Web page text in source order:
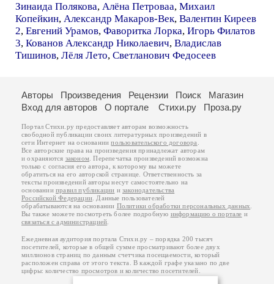
Зинаида Полякова, Алёна Петроваа, Михаил
Копейкин, Александр Макаров-Век, Валентин Киреев
2, Евгений Урамов, Фаворитка Лорка, Игорь Филатов
3, Кованов Александр Николаевич, Владислав
Тишинов, Лёля Лето, Светланович Федосеев
Авторы Произведения Рецензии Поиск
Магазин
Вход для авторов
О портале Стихи.ру Проза.ру
Портал Стихи.ру предоставляет авторам возможность
свободной публикации своих литературных произведений в
сети Интернет на основаниипользовательского договора
Все авторские права на произведения принадлежат авторам
и охраняются законом . Перепечатка произведений возможна
только с согласия его автора, к которому вы можете
обратиться на его авторской странице. Ответственность за
тексты произведений авторы несут самостоятельно на
основанииправил публикации изаконодательства
Российской Федерации . Данные пользователей
обрабатываются на основании Политики обработки персональных данных
Вы также можете посмотреть более подробную информацию о портале и
связаться с администрацией
Ежедневная аудитория портала Стихи.ру – порядка 200 тысяч
посетителей, которые в общей сумме просматривают более двух
миллионов страниц по данным счетчика посещаемости, который
расположен справа от этого текста. В каждой графе указано по две
цифры: количество просмотров и количество посетителей.